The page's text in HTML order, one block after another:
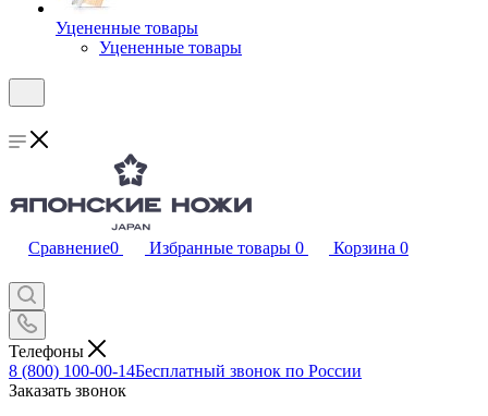
Уцененные товары
Уцененные товары
Сравнение0 Избранные товары 0 Корзина 0
Телефоны
8 (800) 100-00-14Бесплатный звонок по России
Заказать звонок